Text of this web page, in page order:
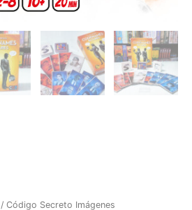
/ Código Secreto Imágenes